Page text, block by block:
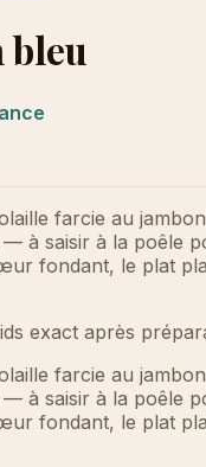
bleu
farcie au
— à saisir à la poêle
fondant, le plat
exact après
farcie au
— à saisir à la poêle
fondant, le plat